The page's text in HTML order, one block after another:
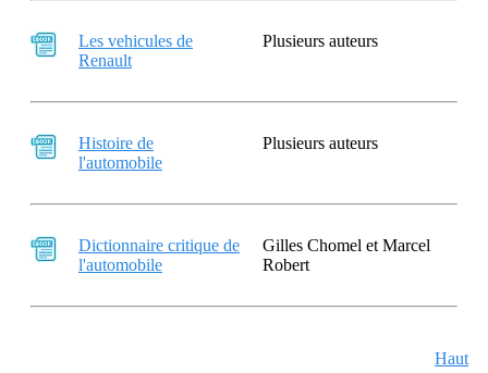
Les vehicules de
Renault
Plusieurs auteurs
Histoire de
l'automobile
Plusieurs auteurs
Dictionnaire critique de
l'automobile
Gilles Chomel et Marcel
Robert
Haut